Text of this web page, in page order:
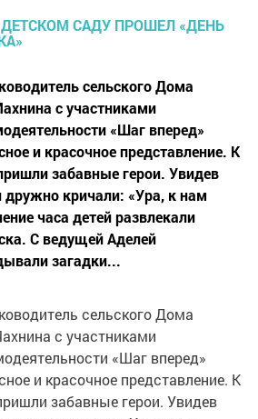
сельского Дома
с участниками
«Шаг вперед»
и красочное представление. К
забавные герои. Увидев
дружно кричали: «Ура, к нам
часа детей развлекали
С ведущей Аделей
загадки...
сельского Дома
с участниками
«Шаг вперед»
и красочное представление. К
забавные герои. Увидев